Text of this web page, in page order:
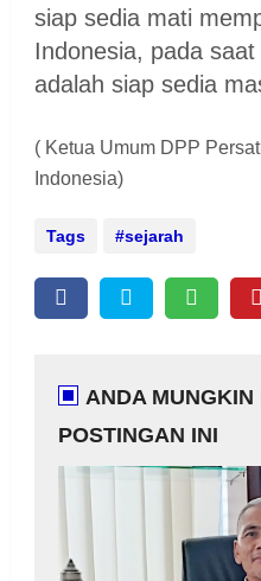
siap sedia mati
Indonesia, pada
adalah siap sedia
( Ketua Umum DPP
Indonesia)
Tags sejarah
ANDA MUNGKIN
POSTINGAN INI